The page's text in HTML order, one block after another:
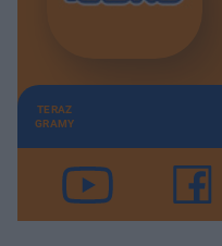
TERAZ
GRAMY